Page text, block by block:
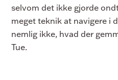
selvom det ikke gjorde
meget teknik at navigere i
nemlig ikke, hvad der
Tue.